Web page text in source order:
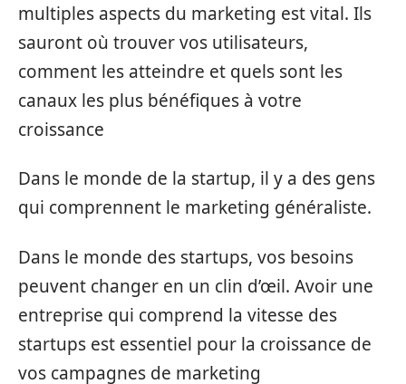
multiples aspects du marketing est vital. Ils
sauront où trouver vos utilisateurs,
comment les atteindre et quels sont les
canaux les plus bénéfiques à votre
croissance
Dans le monde de la startup, il y a des gens
qui comprennent le marketing généraliste.
Dans le monde des startups, vos besoins
peuvent changer en un clin d’œil. Avoir une
entreprise qui comprend la vitesse des
startups est essentiel pour la croissance de
vos campagnes de marketing